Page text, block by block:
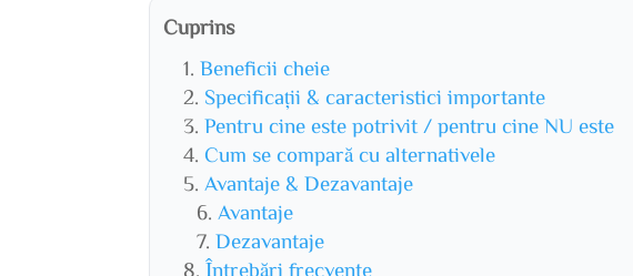
Cuprins
Beneficii cheie
Specificații & caracteristici importante
Pentru cine este potrivit / pentru cine NU este
Cum se compară cu alternativele
Avantaje & Dezavantaje
Avantaje
Dezavantaje
Întrebări frecvente